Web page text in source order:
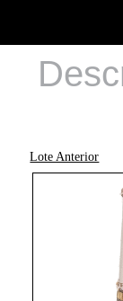
Lote Anterior